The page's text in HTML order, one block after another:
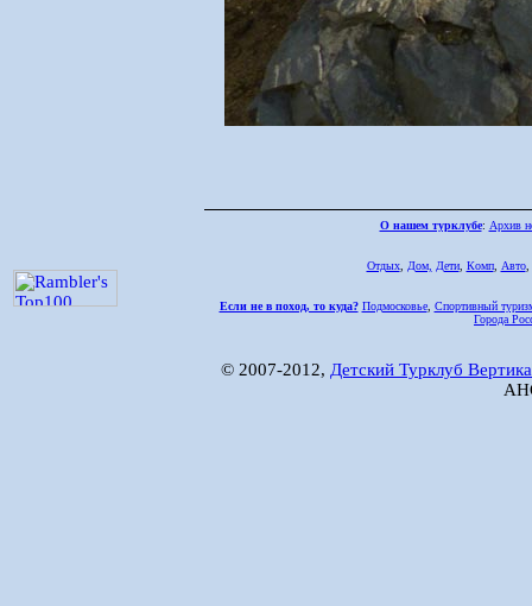
О нашем турклубе: Архив
Отдых, Дом, Дети, Комп, Авто,
Если не в поход, то куда? Подмосковье, Спортивный
Города
© 2007-2012, Детский Турклуб